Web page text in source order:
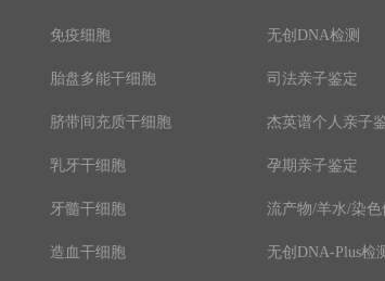
免疫细胞
胎盘多能干细胞
脐带间充质干细胞
乳牙干细胞
牙髓干细胞
造血干细胞
无创DNA检测
司法亲子鉴定
杰英谱个人亲子
孕期亲子鉴定
流产物/羊水/染色
无创DNA-Plus检